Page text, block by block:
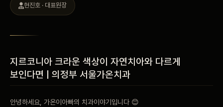
예약 안내
비포 애프터
현진호 · 대표원장
지르코니아 크라운 색상이 자연치아와 다르게
보인다면 | 의정부 서울가온치과
안녕하세요, 가온이아빠의 치과이야기입니다 😊